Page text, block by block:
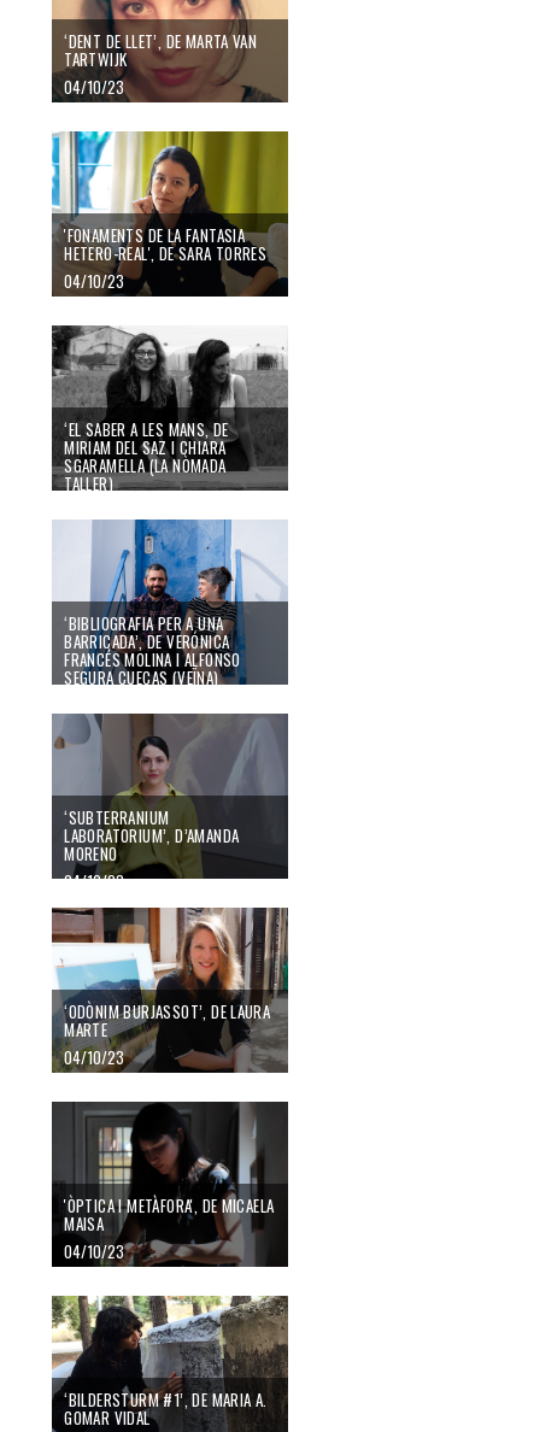
‘DENT DE LLET’, DE MARTA VAN
TARTWIJK
04/10/23
'FONAMENTS DE LA FANTASIA
HETERO-REAL', DE SARA TORRES
04/10/23
‘EL SABER A LES MANS, DE
MIRIAM DEL SAZ I CHIARA
SGARAMELLA (LA NÒMADA
TALLER)
‘BIBLIOGRAFIA PER A UNA
BARRICADA’, DE VERÓNICA
FRANCÉS MOLINA I ALFONSO
SEGURA CUECAS (VEÏNA)
‘SUBTERRANIUM
LABORATORIUM’, D’AMANDA
MORENO
04/10/23
‘ODÒNIM BURJASSOT’, DE LAURA
MARTE
04/10/23
'ÒPTICA I METÀFORA', DE MICAELA
MAISA
04/10/23
‘BILDERSTURM #1’, DE MARIA A.
GOMAR VIDAL